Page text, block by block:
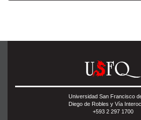
Universidad San Francisco
Diego de Robles y Vía
+593 2 297 1700